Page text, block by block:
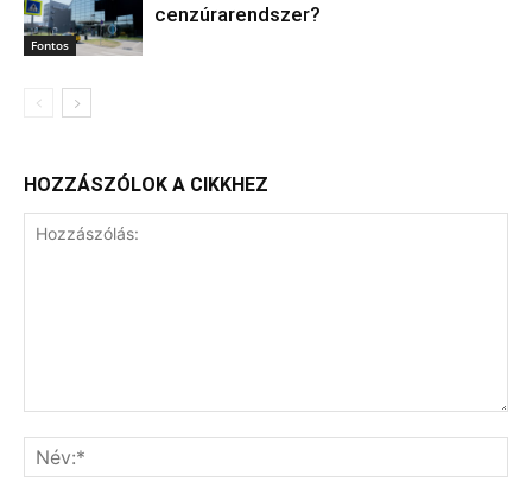
Fontos
cenzúrarendszer?
HOZZÁSZÓLOK A CIKKHEZ